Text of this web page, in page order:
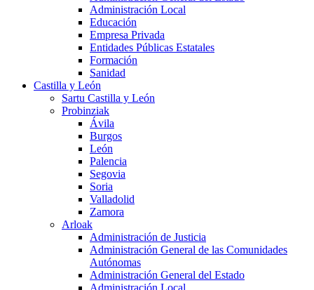
Administración Local
Educación
Empresa Privada
Entidades Públicas Estatales
Formación
Sanidad
Castilla y León
Sartu Castilla y León
Probinziak
Ávila
Burgos
León
Palencia
Segovia
Soria
Valladolid
Zamora
Arloak
Administración de Justicia
Administración General de las Comunidades
Autónomas
Administración General del Estado